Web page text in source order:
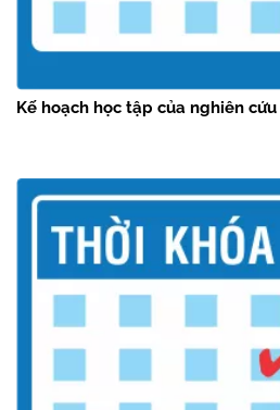
Kế hoạch học tập của nghiên cứu